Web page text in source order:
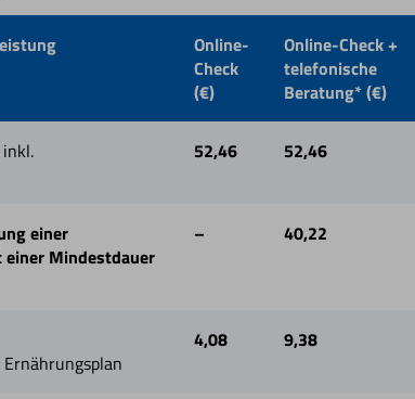
Online-
Check
(€)
Online-Check +
telefonische
Beratung* (€)
inkl.
52,46 52,46
einer
Mindestdauer
– 40,22
4,08 9,38